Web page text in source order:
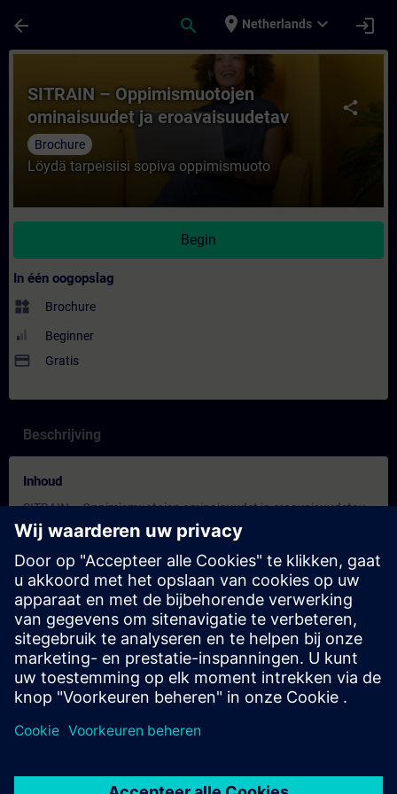
arrow_back search place Netherlands expand_more login
Cursus - SITRAIN – Oppimismuotojen
share
SITRAIN – Oppimismuotojen
ominaisuudet ja eroavaisuudetav
Brochure
Löydä tarpeisiisi sopiva oppimismuoto
Begin
In één oogopslag
widgets Brochure
Beginner
payment Gratis
Beschrijving
Inhoud
SITRAIN – Oppimismuotojen ominaisuudet ja eroavaisuudetav